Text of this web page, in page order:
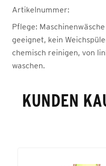
Artikelnummer:
Pflege:
geeignet, kein
chemisch reinigen, von
waschen.
KUNDEN